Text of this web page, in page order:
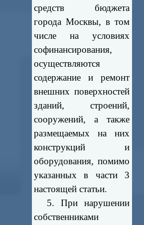
средств бюджета
города Москвы, в том
числе на условиях
софинансирования,
осуществляются
содержание и ремонт
внешних поверхностей
зданий, строений,
сооружений, а также
размещаемых на них
конструкций и
оборудования, помимо
указанных в части 3
настоящей статьи.
5. При нарушении
собственниками